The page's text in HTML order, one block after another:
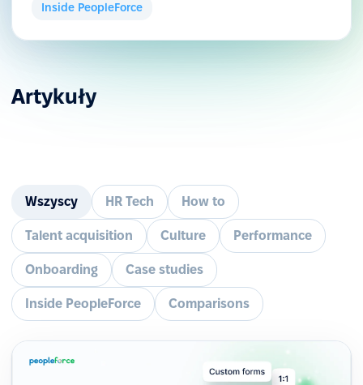
Inside PeopleForce
Artykuły
Wszyscy HR Tech How to
Talent acquisition Culture Performance
Onboarding Case studies
Inside PeopleForce Comparisons